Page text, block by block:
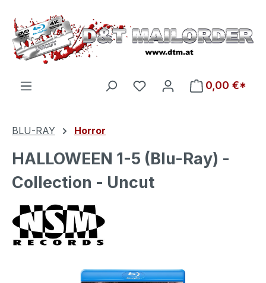
Zum Hauptinhalt springen
Du hast 0 Produkte auf
0,00 €*
BLU-RAY Horror
HALLOWEEN 1-5 (Blu-Ray) -
Collection - Uncut
Bildergalerie überspringen